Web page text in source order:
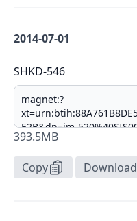
2014-07-01
SHKD-546
393.5MB
Copy Download